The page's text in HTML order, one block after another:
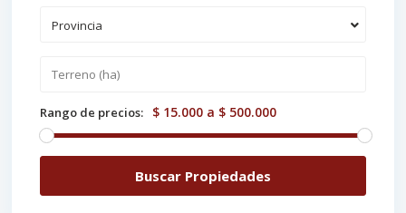
Provincia
Rango de precios: $ 15.000 a $ 500.000